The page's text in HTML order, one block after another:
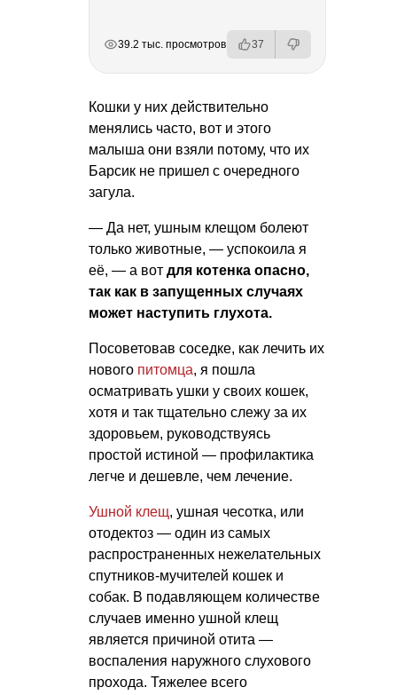
39.2 тыс. просмотров 37
Кошки у них действительно
менялись часто, вот и этого
малыша они взяли потому, что их
Барсик не пришел с очередного
загула.
— Да нет, ушным клещом болеют
только животные, — успокоила я
её, — а вот для котенка опасно,
так как в запущенных случаях
может наступить глухота.
Посоветовав соседке, как лечить их
нового питомца, я пошла
осматривать ушки у своих кошек,
хотя и так тщательно слежу за их
здоровьем, руководствуясь
простой истиной — профилактика
легче и дешевле, чем лечение.
Ушной клещ, ушная чесотка, или
отодектоз — один из самых
распространенных нежелательных
спутников-мучителей кошек и
собак. В подавляющем количестве
случаев именно ушной клещ
является причиной отита —
воспаления наружного слухового
прохода. Тяжелее всего